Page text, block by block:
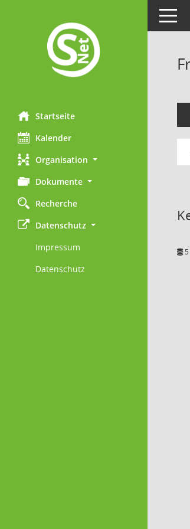
Startseite
Kalender
Organisation
Dokumente
Recherche
Datenschutz
Impressum
Datenschutz
Toggle
5